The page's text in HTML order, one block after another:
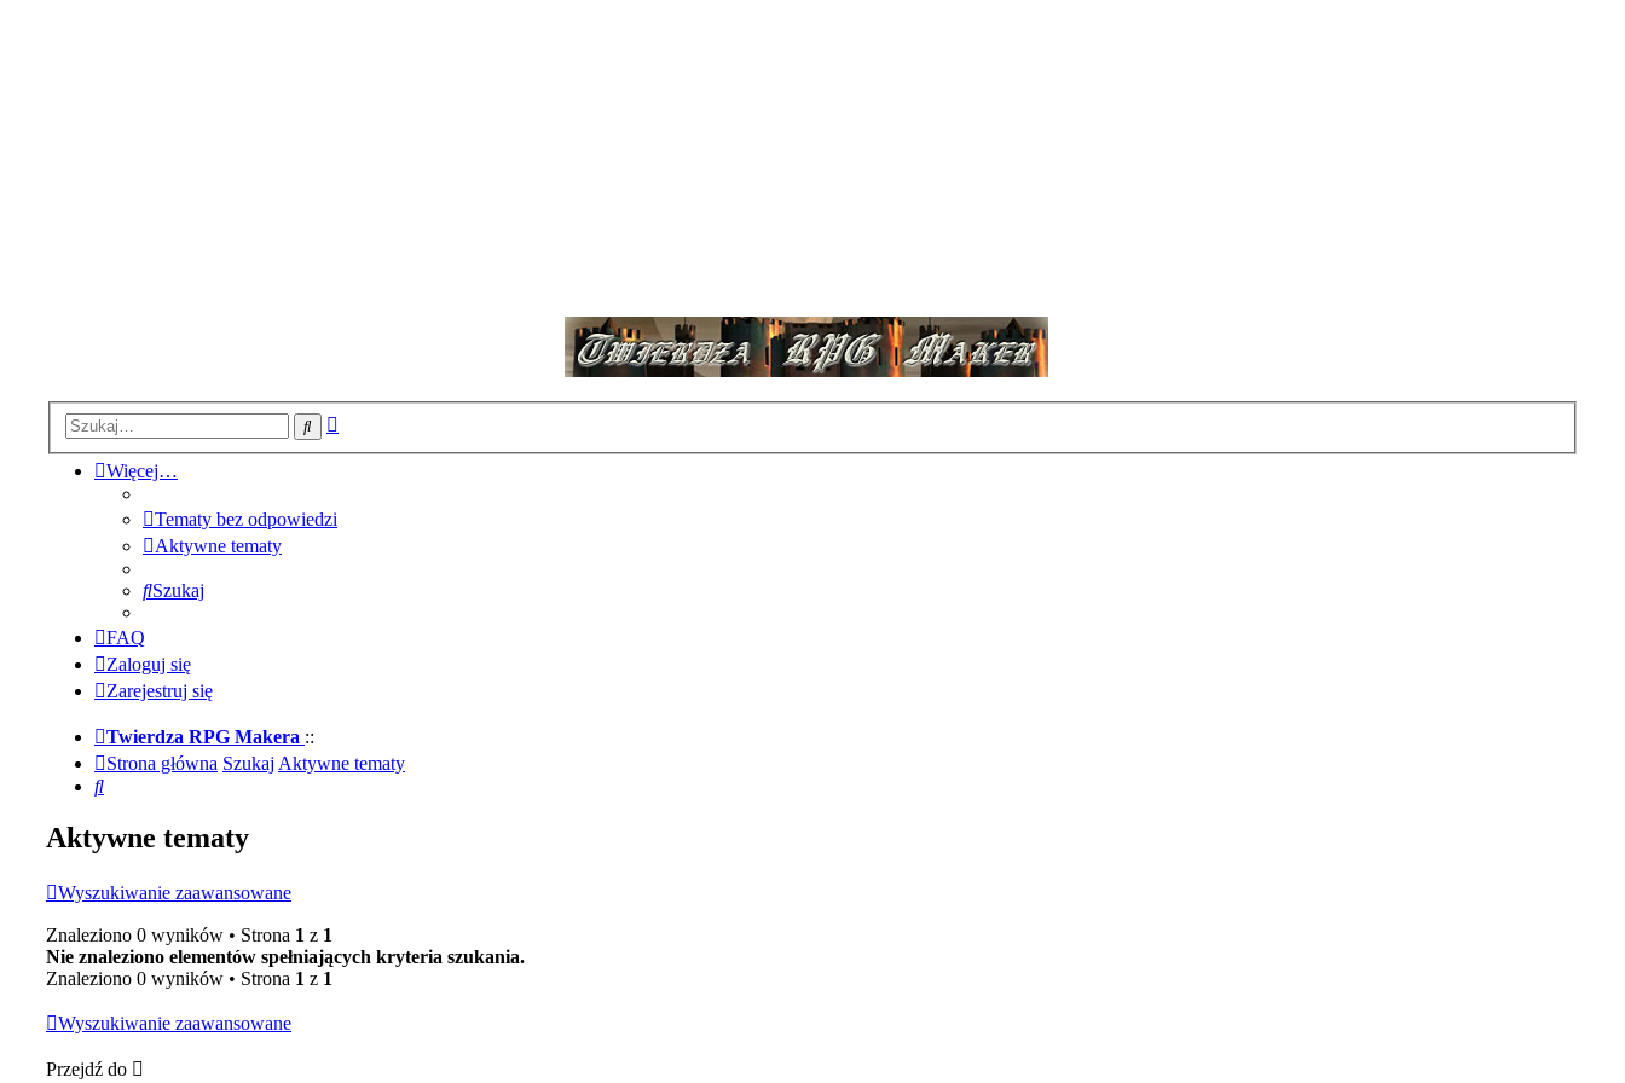
Szukaj
Więcej…
Tematy bez odpowiedzi
Aktywne tematy
Szukaj
FAQ
Zaloguj się
Zarejestruj się
Twierdza RPG Makera ::
Strona główna Szukaj Aktywne tematy
Szukaj
Aktywne tematy
Wyszukiwanie zaawansowane
Znaleziono 0 wyników • Strona 1 z 1
Nie znaleziono elementów spełniających kryteria szukania.
Znaleziono 0 wyników • Strona 1 z 1
Wyszukiwanie zaawansowane
Przejdź do